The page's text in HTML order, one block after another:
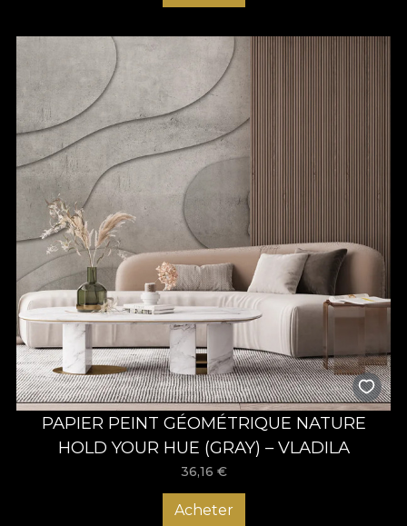
PAPIER PEINT GÉOMÉTRIQUE NATURE
HOLD YOUR HUE (GRAY) – VLADILA
36,16 €
Acheter